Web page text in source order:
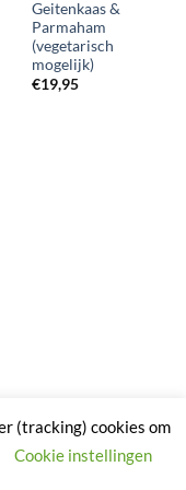
Geitenkaas &
Parmaham
(vegetarisch
mogelijk)
€19,95
(tracking) cookies om
Cookie instellingen